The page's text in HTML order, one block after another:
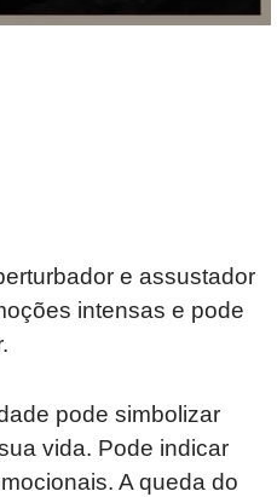
e assustador
intensas e pode
pode simbolizar
vida. Pode indicar
A queda do